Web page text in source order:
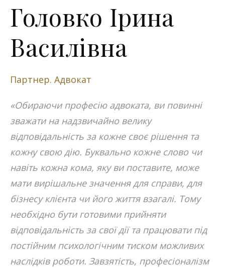
Головко Ірина
Василівна
Партнер. Адвокат
«Обираючи професію адвоката, ви повинні
зважати на надзвичайно велику
відповідальність за кожне своє рішення та
кожну свою дію. Буквально кожне слово чи
навіть кожна кома, яку ви поставите, може
мати вирішальне значення для справи, для
бізнесу клієнта чи його життя взагалі. Тому
необхідно бути готовими прийняти
відповідальність за свої дії та працювати під
постійним психологічним тиском можливих
наслідків роботи. Завзятість, професіоналізм